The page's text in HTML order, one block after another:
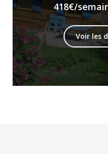
418€/
Voir les